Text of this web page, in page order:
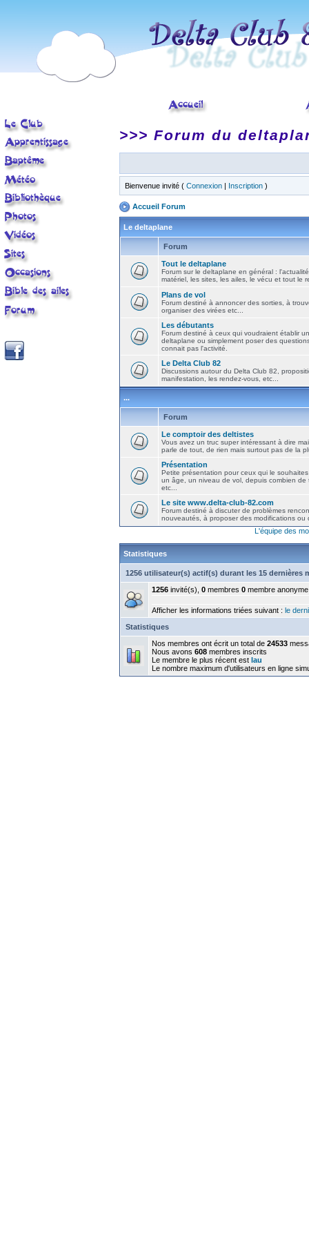
>>> Forum du
Bienvenue invité ( Connexion | Inscription )
Accueil Forum
Le deltaplane
Forum
Tout le deltaplane
Forum sur le deltaplane en général :
matériel, les sites, les ailes, le vécu et tout le
Plans de vol
Forum destiné à annoncer des sorties, à
organiser des virées etc...
Les débutants
Forum destiné à ceux qui voudraient établir
deltaplane ou simplement poser des
connait pas l'activité.
Le Delta Club 82
Discussions autour du Delta Club 82,
manifestation, les rendez-vous, etc...
...
Forum
Le comptoir des deltistes
Vous avez un truc super intéressant à dire
parle de tout, de rien mais surtout pas de la
Présentation
Petite présentation pour ceux qui le
un âge, un niveau de vol, depuis combien de
etc...
Le site www.delta-club-82.com
Forum destiné à discuter de problèmes
nouveautés, à proposer des modifications ou
L'équipe des
Statistiques
1256 utilisateur(s) actif(s) durant les 15 dernières
1256 invité(s), 0 membres 0 membre anonyme
Afficher les informations triées suivant : le
Statistiques
Nos membres ont écrit un total de 24533
Nous avons 608 membres inscrits
Le membre le plus récent est lau
Le nombre maximum d'utilisateurs en ligne